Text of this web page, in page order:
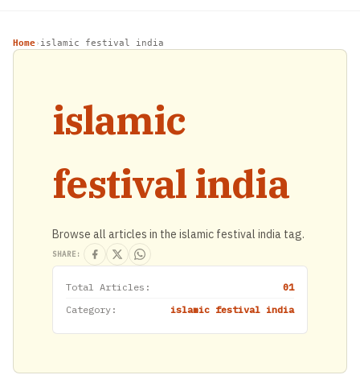
Home› islamic festival india
islamic
festival india
Browse all articles in the islamic festival india tag.
SHARE:
Total Articles:
01
Category:
islamic festival india